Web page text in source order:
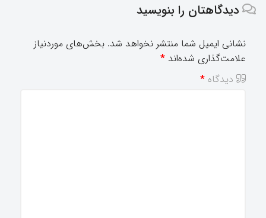
دیدگاهتان را بنویسید
نشانی ایمیل شما منتشر نخواهد شد. بخش‌های موردنیاز
علامت‌گذاری شده‌اند *
دیدگاه *